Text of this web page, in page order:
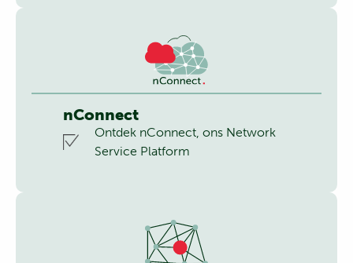
nConnect
Ontdek nConnect, ons Network
Service Platform